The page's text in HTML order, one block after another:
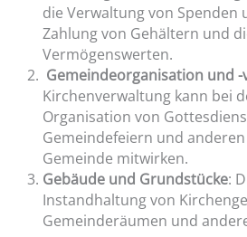
die Verwaltung von Spenden
Zahlung von Gehältern und
Vermögenswerten.
Gemeindeorganisation und
Kirchenverwaltung kann bei
Organisation von
Gemeindefeiern und
Gemeinde mitwirken.
Gebäude und Grundstücke:
Instandhaltung von
Gemeinderäumen und